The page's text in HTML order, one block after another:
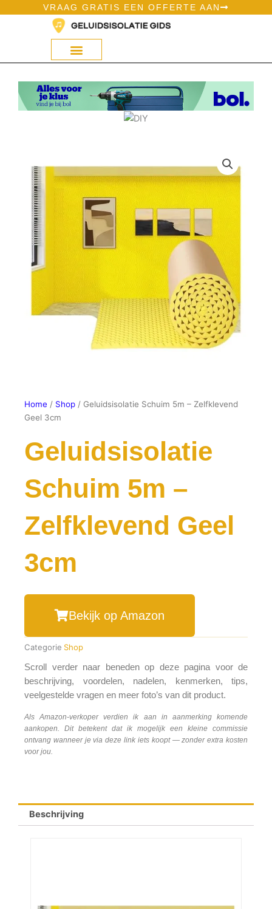
VRAAG GRATIS EEN OFFERTE AAN
Home / Shop / Geluidsisolatie Schuim 5m – Zelfklevend
Geel 3cm
Geluidsisolatie
Schuim 5m –
Zelfklevend Geel
3cm
Bekijk op Amazon
Categorie Shop
Scroll verder naar beneden op deze pagina voor de
beschrijving, voordelen, nadelen, kenmerken, tips,
veelgestelde vragen en meer foto’s van dit product.
Als Amazon-verkoper verdien ik aan in aanmerking komende
aankopen. Dit betekent dat ik mogelijk een kleine commissie
ontvang wanneer je via deze link iets koopt — zonder extra kosten
voor jou.
Beschrijving